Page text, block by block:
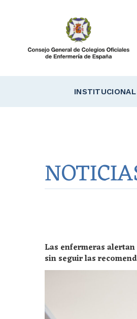
INSTITUCIONAL
Las enfermeras
sin seguir las
peligros